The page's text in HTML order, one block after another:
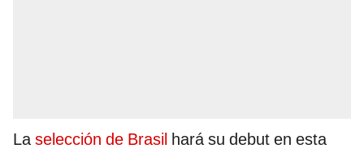
Laselección de Brasil hará su debut en esta